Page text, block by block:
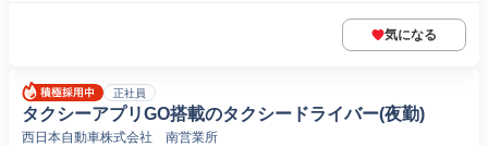
気になる
正社員
タクシーアプリGO搭載のタクシードライバー(夜勤)
西日本自動車株式会社 南営業所